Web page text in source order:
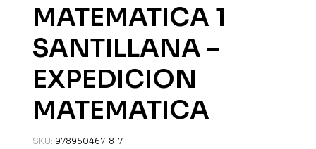
MATEMATICA 1
SANTILLANA –
EXPEDICION
MATEMATICA
SKU: 9789504671817